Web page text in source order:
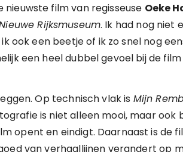
nieuwste film van regisseuse Oeke
Rijksmuseum. Ik had nog niet
ook een beetje of ik zo snel nog
een heel dubbel gevoel bij de film
Op technisch vlak is Mijn
is niet alleen mooi, maar ook
opent en eindigt. Daarnaast is de
van verhaallijnen verandert op